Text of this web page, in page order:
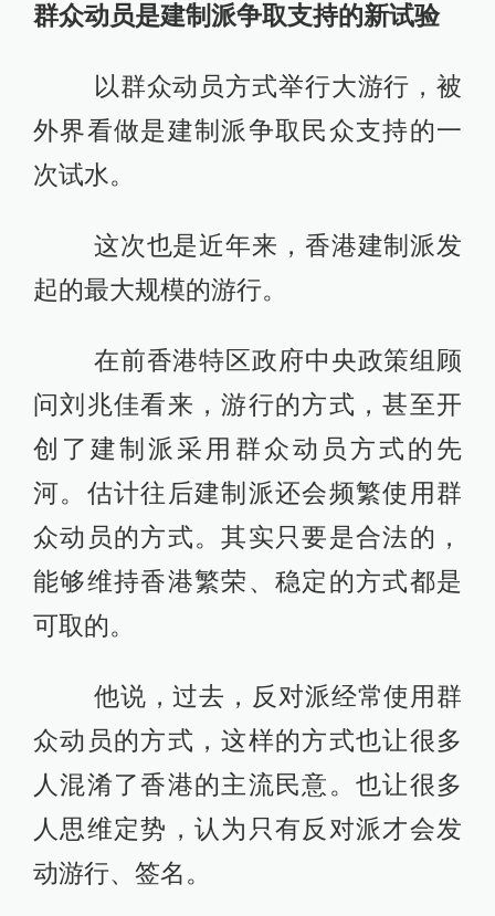
群众动员是建制派争取支持的新试验
以群众动员方式举行大游行，被
外界看做是建制派争取民众支持的一
次试水。
这次也是近年来，香港建制派发
起的最大规模的游行。
在前香港特区政府中央政策组顾
问刘兆佳看来，游行的方式，甚至开
创了建制派采用群众动员方式的先
河。估计往后建制派还会频繁使用群
众动员的方式。其实只要是合法的，
能够维持香港繁荣、稳定的方式都是
可取的。
他说，过去，反对派经常使用群
众动员的方式，这样的方式也让很多
人混淆了香港的主流民意。也让很多
人思维定势，认为只有反对派才会发
动游行、签名。